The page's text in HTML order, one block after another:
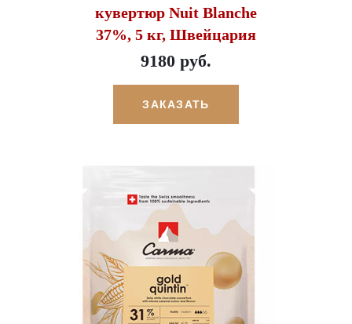
кувертюр Nuit Blanche
37%, 5 кг, Швейцария
9180 руб.
ЗАКАЗАТЬ